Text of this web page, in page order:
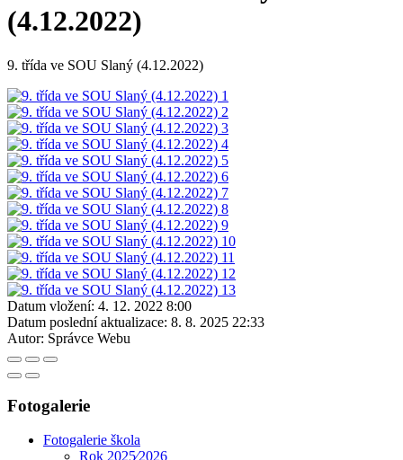
(4.12.2022)
9. třída ve SOU Slaný (4.12.2022)
Datum vložení: 4. 12. 2022 8:00
Datum poslední aktualizace: 8. 8. 2025 22:33
Autor: Správce Webu
Fotogalerie
Fotogalerie škola
Rok 2025⁄2026